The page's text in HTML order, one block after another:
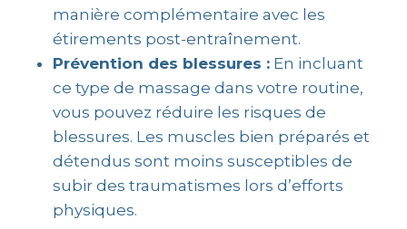
manière complémentaire avec les
étirements post-entraînement.
Prévention des blessures : En incluant
ce type de massage dans votre routine,
vous pouvez réduire les risques de
blessures. Les muscles bien préparés et
détendus sont moins susceptibles de
subir des traumatismes lors d’efforts
physiques.